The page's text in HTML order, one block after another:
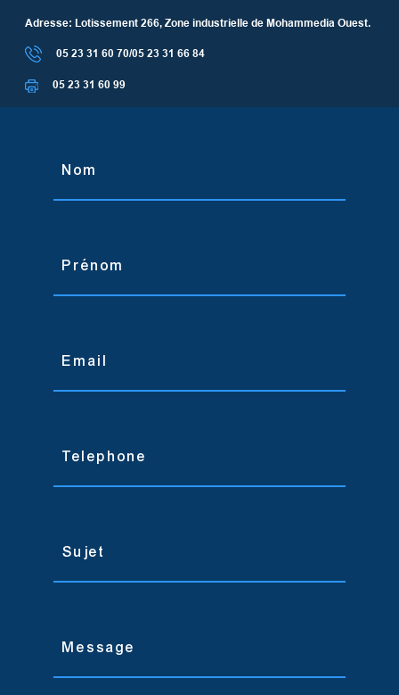
Adresse: Lotissement 266, Zone industrielle de Mohammedia Ouest.
05 23 31 60 70/05 23 31 66 84
05 23 31 60 99